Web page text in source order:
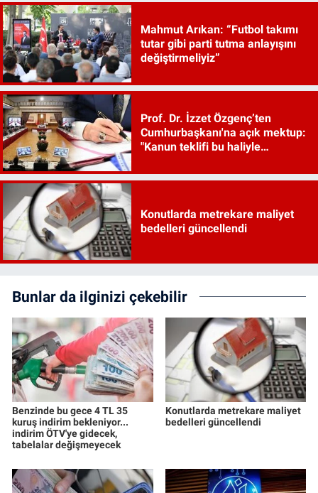
Mahmut Arıkan: “Futbol takımı
tutar gibi parti tutma anlayışını
değiştirmeliyiz”
Prof. Dr. İzzet Özgenç’ten
Cumhurbaşkanı'na açık mektup:
"Kanun teklifi bu haliyle
Konutlarda metrekare maliyet
bedelleri güncellendi
Bunlar da ilginizi çekebilir
Benzinde bu gece 4 TL 35
kuruş indirim bekleniyor...
indirim ÖTV'ye gidecek,
tabelalar değişmeyecek
Konutlarda metrekare maliyet
bedelleri güncellendi